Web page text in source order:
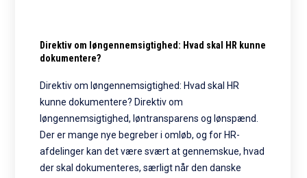
Direktiv om løngennemsigtighed: Hvad skal HR kunne
dokumentere?
Direktiv om løngennemsigtighed: Hvad skal HR
kunne dokumentere? Direktiv om
løngennemsigtighed, løntransparens og lønspænd.
Der er mange nye begreber i omløb, og for HR-
afdelinger kan det være svært at gennemskue, hvad
der skal dokumenteres, særligt når den danske